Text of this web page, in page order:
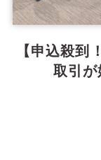
【申込殺
取引